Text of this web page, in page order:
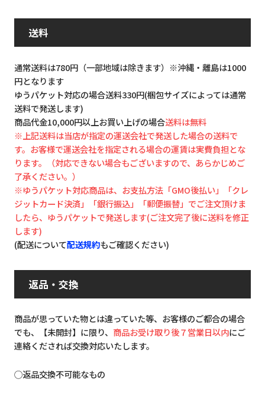
送料
通常送料は780円（一部地域は除きます）※沖縄・離島は1000
円となります
ゆうパケット対応の場合送料330円(梱包サイズによっては通常
送料で発送します)
商品代金10,000円以上お買い上げの場合送料は無料
※上記送料は当店が指定の運送会社で発送した場合の送料で
す。お客様で運送会社を指定される場合の運賃は実費負担とな
ります。（対応できない場合もございますので、あらかじめご
了承ください。）
※ゆうパケット対応商品は、お支払方法「GMO後払い」「クレ
ジットカード決済」「銀行振込」「郵便振替」でご注文頂けま
したら、ゆうパケットで発送します(ご注文完了後に送料を修正
します)
(配送について配送規約もご確認ください)
返品・交換
商品が思っていた物とは違っていた等、お客様のご都合の場合
でも、【未開封】に限り、 商品お受け取り後７営業日以内にご
連絡くだされば交換対応いたします。
◯返品交換不可能なもの